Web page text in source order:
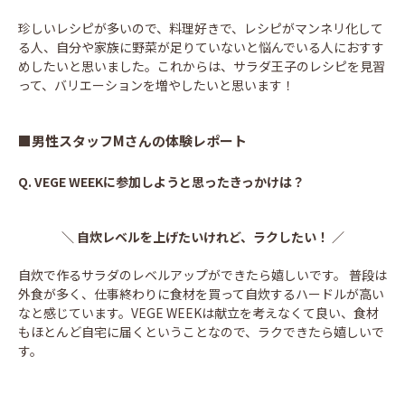
珍しいレシピが多いので、料理好きで、レシピがマンネリ化して
る人、自分や家族に野菜が足りていないと悩んでいる人におすす
めしたいと思いました。これからは、サラダ王子のレシピを見習
って、バリエーションを増やしたいと思います！
■男性スタッフMさんの体験レポート
Q. VEGE WEEKに参加しようと思ったきっかけは？
＼ 自炊レベルを上げたいけれど、ラクしたい！ ／
自炊で作るサラダのレベルアップができたら嬉しいです。 普段は
外食が多く、仕事終わりに食材を買って自炊するハードルが高い
なと感じています。VEGE WEEKは献立を考えなくて良い、食材
もほとんど自宅に届くということなので、ラクできたら嬉しいで
す。